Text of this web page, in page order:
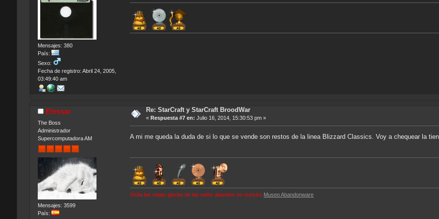
Mensajes: 380
País:
Sexo:
Fecha de registro: Abril 24, 2005,
03:49:40 am
Elessar
The Boss
Administrador
Supercomputadora AM
Mensajes: 3599
País:
Re: StarCraft y StarCraft BroodWar
« Respuesta #7 en: Julio 16, 2014, 15:30:53 pm »
A mi me queda la duda de si lo que se vende son restos de la linea Blizzard Classics. Voy a chequear la
Visita las viejas glorias de las webs abandon en nuestro Museo Abandonware